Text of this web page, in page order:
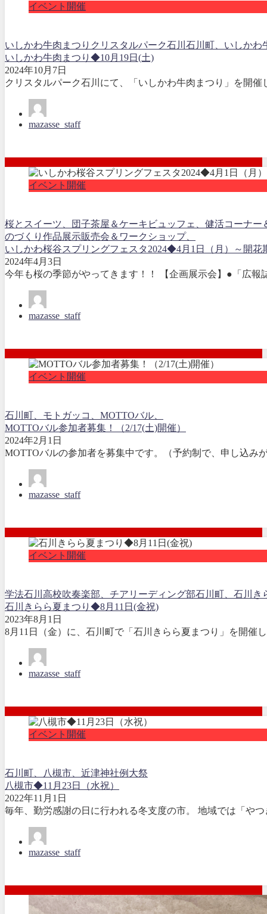
イベント開催
いしかわ牛肉まつり クリスタルパーク石川 石川町、いしかわ
いしかわ牛肉まつり◆10月19日(土)
2024年10月7日
クリスタルパーク石川にて、「いしかわ牛肉まつり」を開
mazasse_staff
イベント開催
桜とスイーツ、団子茶屋＆ケーキビュッフェ、健活コーナ
のづくり作品展示販売会＆ワークショップ、
いしかわ桜谷スプリングフェスタ2024◆4月1日（月）～開花
2024年4月3日
今年も桜の季節がやってきます！！ 【企画展示会】●「広報
mazasse_staff
イベント開催
石川町、モトガッコ、MOTTOバル、
MOTTOバル参加者募集！（2/17(土)開催）
2024年2月1日
MOTTOバルの参加者を募集中です。（予約制で、申し込み
mazasse_staff
イベント開催
学法石川高校吹奏楽部、チアリーディング部石川町、石川き
石川きらら夏まつり◆8月11日(金祝)
2023年8月1日
8月11日（金）に、石川町で「石川きらら夏まつり」を開催
mazasse_staff
イベント開催
石川町、八槻市、近津神社例大祭
八槻市◆11月23日（水祝）
2022年11月1日
毎年、勤労感謝の日に行われる冬支度の市。 地域では「や
mazasse_staff